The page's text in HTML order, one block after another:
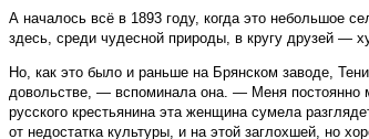
А началось всё в 1893 году, когда это небольшое
здесь, среди чудесной природы, в кругу друзей —
Но, как это было и раньше на Брянском заводе,
довольстве, — вспоминала она. — Меня постоянно
русского крестьянина эта женщина сумела
от недостатка культуры, и на этой заглохшей, но